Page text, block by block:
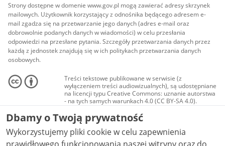
Strony dostępne w domenie www.gov.pl mogą zawierać adresy skrzynek
mailowych. Użytkownik korzystający z odnośnika będącego adresem e-
mail zgadza się na przetwarzanie jego danych (adres e-mail oraz
dobrowolnie podanych danych w wiadomości) w celu przesłania
odpowiedzi na przesłane pytania. Szczegóły przetwarzania danych przez
każdą z jednostek znajdują się w ich politykach przetwarzania danych
osobowych.
Treści tekstowe publikowane w serwisie (z
wyłączeniem treści audiowizualnych), są udostępniane
na licencji typu Creative Commons: uznanie autorstwa
- na tych samych warunkach 4.0 (CC BY-SA 4.0).
Materiały audiowizualne, w tym zdjęcia, materiały
audio i wideo, są udostępniane na licencji typu
Creative Commons: uznanie autorstwa użycie
niekomercyjne - bez utworów zależnych 4.0 (CC BY-
NC-ND 4.0), o ile nie jest to stwierdzone inaczej.
Dbamy o Twoją prywatność
Wykorzystujemy pliki cookie w celu zapewnienia